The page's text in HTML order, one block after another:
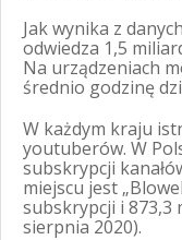
Jak wynika z
odwiedza 1,5
Na urządzeniach
średnio godzinę
W każdym kraju
youtuberów. W
subskrypcji
miejscu jest
subskrypcji i 873,3
sierpnia 2020).